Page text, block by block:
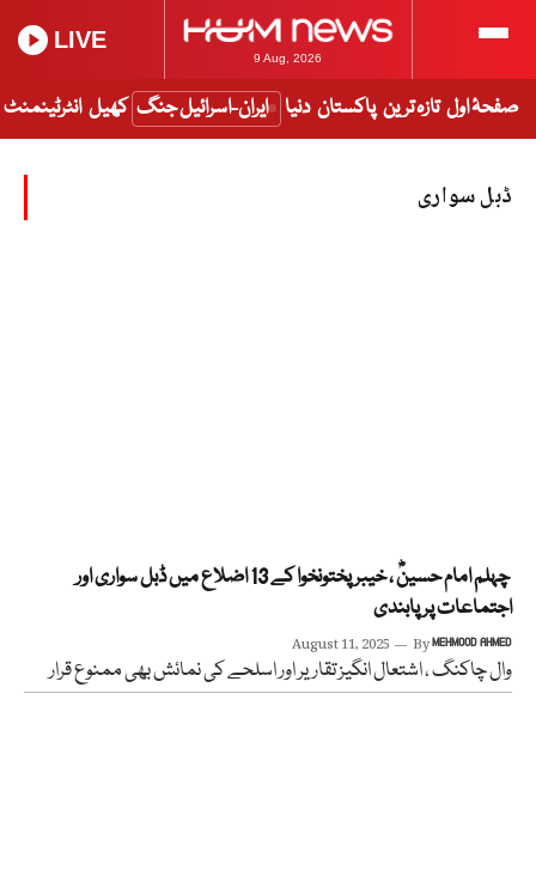
9 Aug, 2026
LIVE
صفحۂ اول تازہ ترین پاکستان دنیا ایران-اسرائیل جنگ کھیل انٹرٹینمنٹ
ڈبل سواری
چہلم امام حسینؓ ، خیبر پختونخوا کے 13 اضلاع میں ڈبل سواری اور
اجتماعات پر پابندی
August 11, 2025 ByMEHMOOD AHMED
وال چاکنگ ، اشتعال انگیز تقاریر اور اسلحے کی نمائش بھی ممنوع قرار